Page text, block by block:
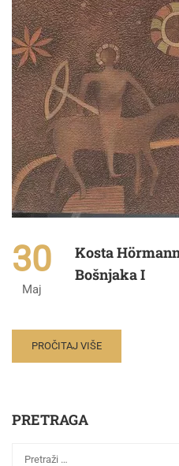
30
Maj
Kosta
Bošnjaka I
PROČITAJ VIŠE
PRETRAGA